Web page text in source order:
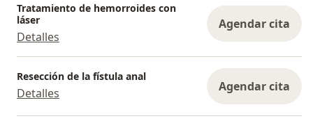
Tratamiento de hemorroides con
láser
Detalles
Agendar cita
Resección de la fístula anal
Detalles Agendar cita